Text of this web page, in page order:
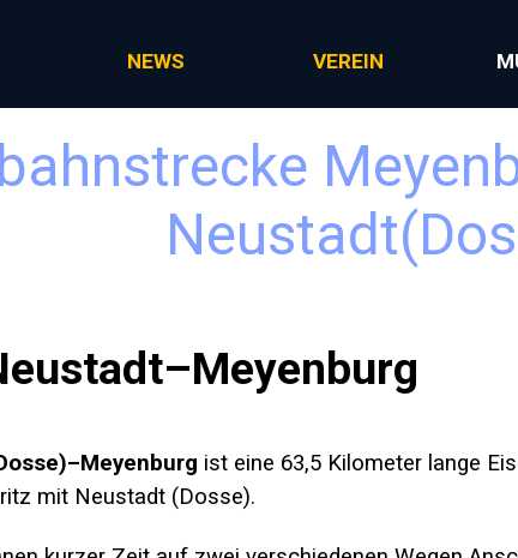
NEWS VEREIN
ist eine 63,5 Kilometer lange
mit Neustadt (Dosse).